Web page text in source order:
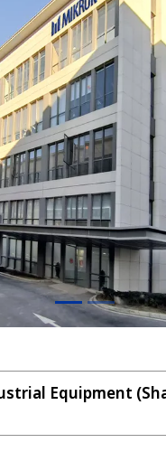
Equipment